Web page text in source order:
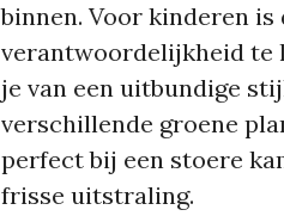
binnen. Voor kinderen
verantwoordelijkheid te
je van een uitbundige
verschillende groene
perfect bij een stoere
frisse uitstraling.